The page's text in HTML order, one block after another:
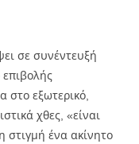
σε συνέντευξή
στο εξωτερικό,
χθες, «είναι
στιγμή ένα ακίνητο